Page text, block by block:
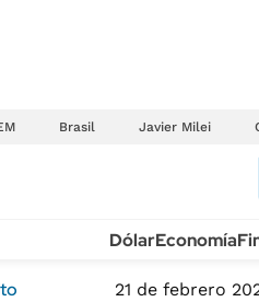
Brasil Javier Milei
MÉXICO
DólarEconomía
21 de febrero